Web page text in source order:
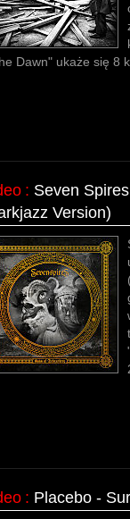
Dawn" ukaże się 8
: Seven
Version)
: Placebo -